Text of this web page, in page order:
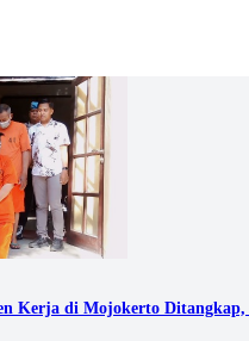
Kerja di Mojokerto Ditangkap,